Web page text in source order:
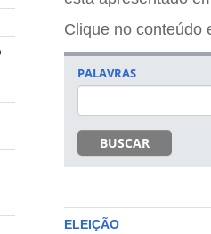
Clique no conteúdo
PALAVRAS
BUSCAR
ELEIÇÃO